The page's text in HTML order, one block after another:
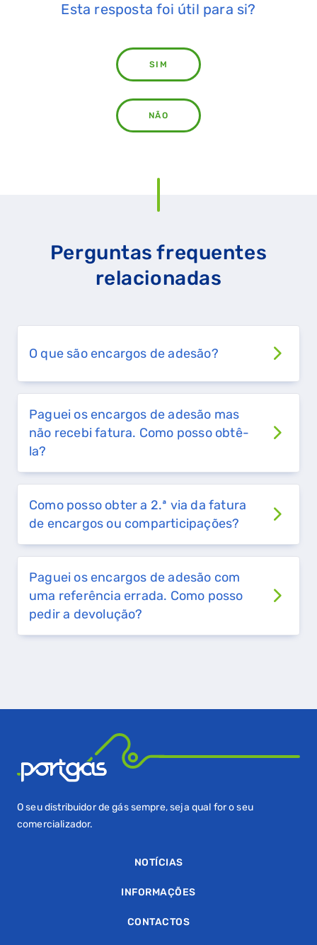
Esta resposta foi útil para si?
SIM
NÃO
Perguntas frequentes
relacionadas
O que são encargos de adesão?
Paguei os encargos de adesão mas
não recebi fatura. Como posso obtê-
la?
Como posso obter a 2.ª via da fatura
de encargos ou comparticipações?
Paguei os encargos de adesão com
uma referência errada. Como posso
pedir a devolução?
O seu distribuidor de gás sempre, seja qual for o seu
comercializador.
NOTÍCIAS
INFORMAÇÕES
CONTACTOS
GASES RENOVÁVEIS